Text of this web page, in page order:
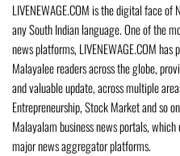
LIVENEWAGE.COM is the digital face
any South Indian language. One of the
news platforms, LIVENEWAGE.COM
Malayalee readers across the globe,
and valuable update, across multiple
Entrepreneurship, Stock Market and so
Malayalam business news portals,
major news aggregator platforms.